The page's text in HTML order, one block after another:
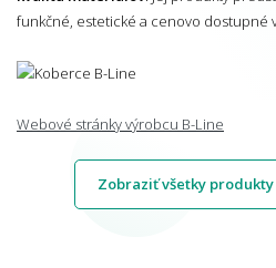
funkčné, estetické a cenovo dostupné
Webové stránky výrobcu B-Line
Zobraziť všetky